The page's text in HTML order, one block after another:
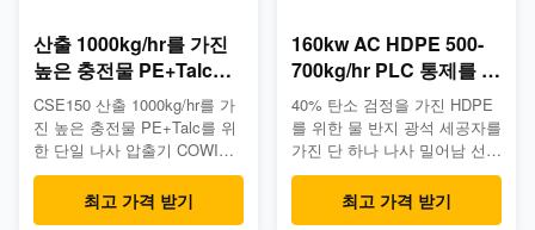
된 ...
산출 1000kg/hr를 가진
높은 충전물 PE+Talc를
위한 단일 나사 압출기 기
계
CSE150 산출 1000kg/hr를 가
진 높은 충전물 PE+Talc를 위
한 단일 나사 압출기 COWIN
밀어남은 성공적으로 CSE TM
에게 최고 높은 능률적인 단일
나사 압출기를 만들었습니다.
최고 가격 받기
160kw AC HDPE 500-
700kg/hr PLC 통제를 위
한 단 하나 나사 밀어남
기계
40% 탄소 검정을 가진 HDPE
를 위한 물 반지 광석 세공자를
가진 단 하나 나사 밀어남 선
회사 이점: 1. 당신의 필요에
빠른 응답 당신의 신청에 근거
를 두는 2개의 특정한 계획안
최고 가격 받기